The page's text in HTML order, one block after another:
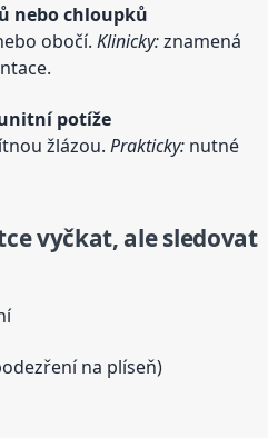
nebo chloupků
obočí.Klinicky:znamená
potíže
žlázou.Prakticky: nutné
vyčkat, ale sledovat
na plíseň)